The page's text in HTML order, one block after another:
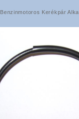
Benzinmotoros Kerékpár